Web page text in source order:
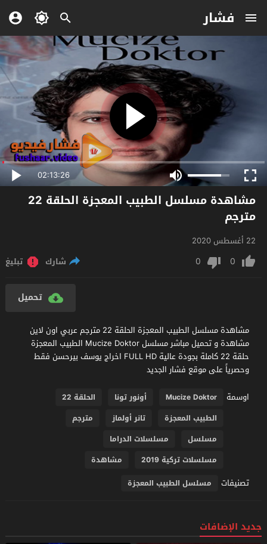
فشار
02:13:26
مشاهدة مسلسل الطبيب المعجزة الحلقة 22
مترجم
22 أغسطس 2020
0
0 شارك تبليغ
تحميل
مشاهدة مسلسل الطبيب المعجزة الحلقة 22 مترجم عربي اون لاين
مشاهدة و تحميل مباشر مسلسل Mucize Doktor الطبيب المعجزة
حلقة 22 كاملة بجودة عالية FULL HD اخراج يوسف بيرحسن فقط
وحصرياً على موقع فشار الجديد
اوسمة
Mucize Doktor أونور تونا
الحلقة 22
الطبيب المعجزة
تانر أولماز
مترجم
مسلسل
مسلسلات الدراما
مسلسلات تركية 2019
مشاهدة
تصنيفات مسلسل الطبيب المعجزة
جديد الإضافات